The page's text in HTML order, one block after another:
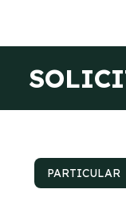
PARTICULAR